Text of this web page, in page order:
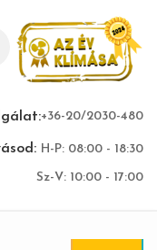
+36-20/2030-480
H-P: 08:00 - 18:30
Sz-V: 10:00 - 17:00